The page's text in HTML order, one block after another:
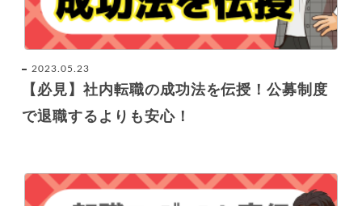
2023.05.23
【必見】社内転職の成功法を伝授！公募制度
で退職するよりも安心！